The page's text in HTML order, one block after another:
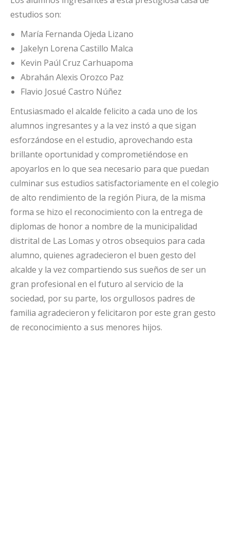
estudios son:
María Fernanda Ojeda Lizano
Jakelyn Lorena Castillo Malca
Kevin Paúl Cruz Carhuapoma
Abrahán Alexis Orozco Paz
Flavio Josué Castro Núñez
Entusiasmado el alcalde felicito a cada uno de los
alumnos ingresantes y a la vez instó a que sigan
esforzándose en el estudio, aprovechando esta
brillante oportunidad y comprometiéndose en
apoyarlos en lo que sea necesario para que puedan
culminar sus estudios satisfactoriamente en el colegio
de alto rendimiento de la región Piura, de la misma
forma se hizo el reconocimiento con la entrega de
diplomas de honor a nombre de la municipalidad
distrital de Las Lomas y otros obsequios para cada
alumno, quienes agradecieron el buen gesto del
alcalde y la vez compartiendo sus sueños de ser un
gran profesional en el futuro al servicio de la
sociedad, por su parte, los orgullosos padres de
familia agradecieron y felicitaron por este gran gesto
de reconocimiento a sus menores hijos.